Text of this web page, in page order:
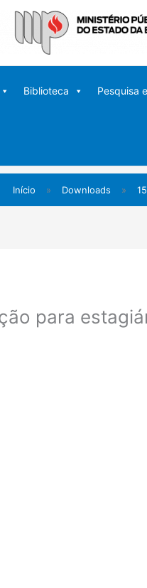
Biblioteca Pesquisa
Início » Downloads »
para